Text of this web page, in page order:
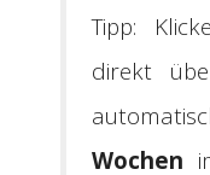
Tipp:
direkt
Wochen